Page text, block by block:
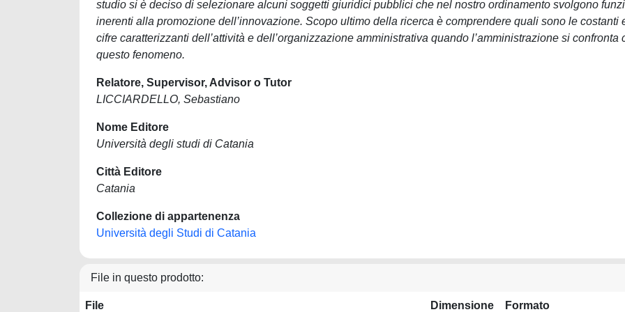
studio si è deciso di selezionare alcuni soggetti giuridici pubblici che nel nostro ordinamento svolgono
inerenti alla promozione dell’innovazione. Scopo ultimo della ricerca è comprendere quali sono le costanti
cifre caratterizzanti dell’attività e dell’organizzazione amministrativa quando l’amministrazione si confronta
questo fenomeno.
Relatore, Supervisor, Advisor o Tutor
LICCIARDELLO, Sebastiano
Nome Editore
Università degli studi di Catania
Città Editore
Catania
Collezione di appartenenza
Università degli Studi di Catania
File in questo prodotto:
File Dimensione Formato